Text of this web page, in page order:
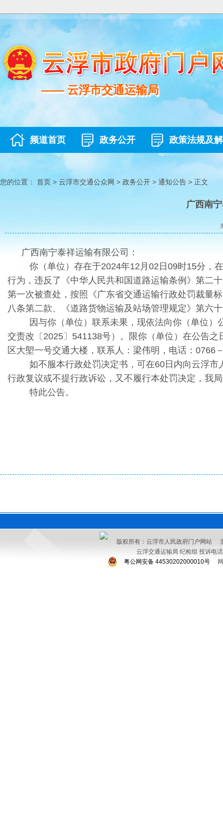
—— 云浮市交通运输局
—— 云浮市交通运输局
频道首页 政务公开 政策法规及
您的位置： 首页 > 云浮市交通公众网 > 政务公开 > 通知公告 > 正文
广西南
广西南宁泰祥运输有限公司：
你（单位）存在于2024年12月02日09时15分，
行为，违反了《中华人民共和国道路运输条例》第二
第一次被查处，按照《广东省交通运输行政处罚裁量
八条第二款、《道路货物运输及站场管理规定》第六
因与你（单位）联系未果，现依法向你（单位
交责改〔2025〕541138号）。限你（单位）在公告
区大塱一号交通大楼，联系人：梁伟明，电话：
如不服本行政处罚决定书，可在60日内向云浮
行政复议或不提行政诉讼，又不履行本处罚决定，我
特此公告。
版权所有：云浮市人民政府门户网站
云浮交通运输局 纪检组 投诉
粤公网安备 44530202000010号网